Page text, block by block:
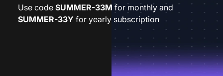
Use code SUMMER-33M for monthly and
SUMMER-33Y for yearly subscription